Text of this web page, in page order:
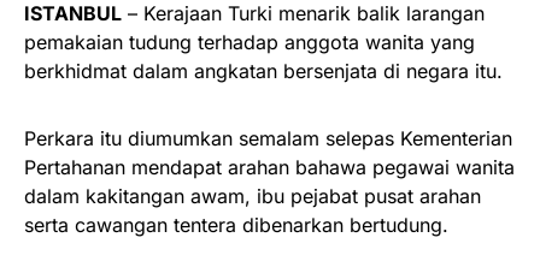
ISTANBUL – Kerajaan Turki menarik balik larangan
pemakaian tudung terhadap anggota wanita yang
berkhidmat dalam angkatan bersenjata di negara itu.
Perkara itu diumumkan semalam selepas Kementerian
Pertahanan mendapat arahan bahawa pegawai wanita
dalam kakitangan awam, ibu pejabat pusat arahan
serta cawangan tentera dibenarkan bertudung.